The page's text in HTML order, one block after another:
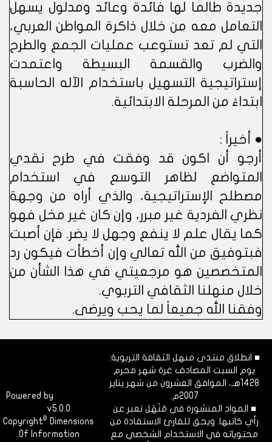
جديدة طالما لها فائدة وعائد ومدلول يسهل
التعامل معه من خلال ذاكرة المواطن العربي،
التي لم تعد تستوعب عمليات الجمع والطرح
والضرب والقسمة البسيطة واعتمدت
إستراتيجية التسهيل باستخدام الآله الحاسبة
ابتداءً من المرحلة الابتدائية.
● أخيراً :
أرجو أن اكون قد وفقت في طرح نقدي
المتواضع لظاهر التوسع في استخدام
مصطلح الإستراتيجية، والذي أراه من وجهة
نظري الفردية غير مبرر، وإن كان غير مخل فهو
كما يقال علم لا ينفع وجهل لا يضر. فإن أصبت
فبتوفيق من الله تعالي وإن أخطأت فيكون رد
المتخصصين هو مرجعيتي في هذا الشأن من
خلال منهلنا الثقافي التربوي.
وفقنا الله جميعاً لما يحب ويرضى.
■ انطلاق منتدى منهل الثقافة التربوية:
يوم السبت المصادف غرة شهر محرم
1428هـ، الموافق العشرون من شهر يناير
2007م.
■ المواد المنشورة في مَنْهَل تعبر عن
رأي كاتبها. ويحق للقارئ الاستفادة من
محتوياته في الاستخدام الشخصي مع
Powered by
v5.0.0
Copyright©
Dimensions
Of Information.